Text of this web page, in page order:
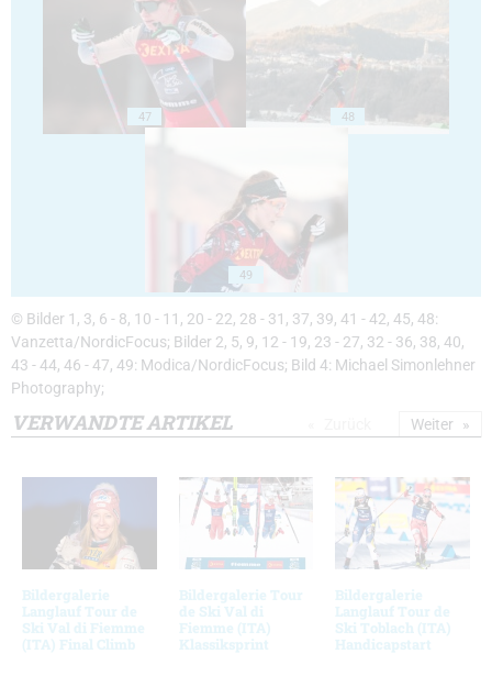
47 48
49
© Bilder 1, 3, 6 - 8, 10 - 11, 20 - 22, 28 - 31, 37, 39, 41 - 42, 45, 48:
Vanzetta/NordicFocus; Bilder 2, 5, 9, 12 - 19, 23 - 27, 32 - 36, 38, 40,
43 - 44, 46 - 47, 49: Modica/NordicFocus; Bild 4: Michael Simonlehner
Photography;
VERWANDTE ARTIKEL
Bildergalerie
Langlauf Tour de
Ski Val di Fiemme
(ITA) Final Climb
Bildergalerie Tour
de Ski Val di
Fiemme (ITA)
Klassiksprint
Bildergalerie
Langlauf Tour de
Ski Toblach (ITA)
Handicapstart
Weiter